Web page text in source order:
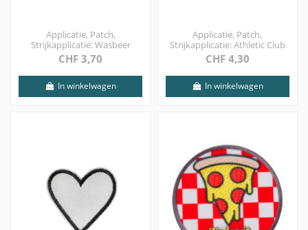
Applicatie, Patch,
Strijkapplicatie: Wasbeer
CHF 3,70
In winkelwagen
Applicatie, Patch,
Strijkapplicatie: Athletic Club
CHF 4,30
In winkelwagen